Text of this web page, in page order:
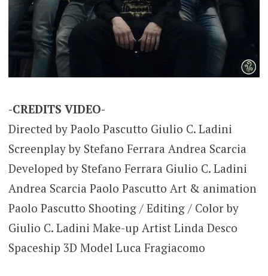
-CREDITS VIDEO-
Directed by Paolo Pascutto Giulio C. Ladini
Screenplay by Stefano Ferrara Andrea Scarcia
Developed by Stefano Ferrara Giulio C. Ladini
Andrea Scarcia Paolo Pascutto Art & animation
Paolo Pascutto Shooting / Editing / Color by
Giulio C. Ladini Make-up Artist Linda Desco
Spaceship 3D Model Luca Fragiacomo